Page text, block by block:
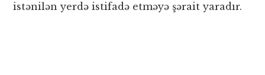
istənilən yerdə istifadə etməyə şərait yaradır.